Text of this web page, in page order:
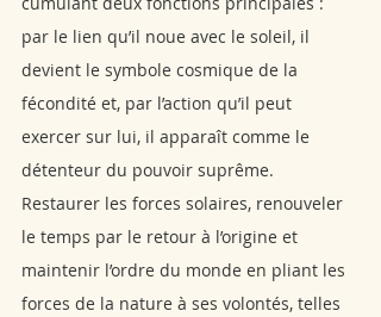
par le lien qu’il noue avec le soleil, il
devient le symbole cosmique de la
fécondité et, par l’action qu’il peut
exercer sur lui, il apparaît comme le
détenteur du pouvoir suprême.
Restaurer les forces solaires, renouveler
le temps par le retour à l’origine et
maintenir l’ordre du monde en pliant les
forces de la nature à ses volontés, telles